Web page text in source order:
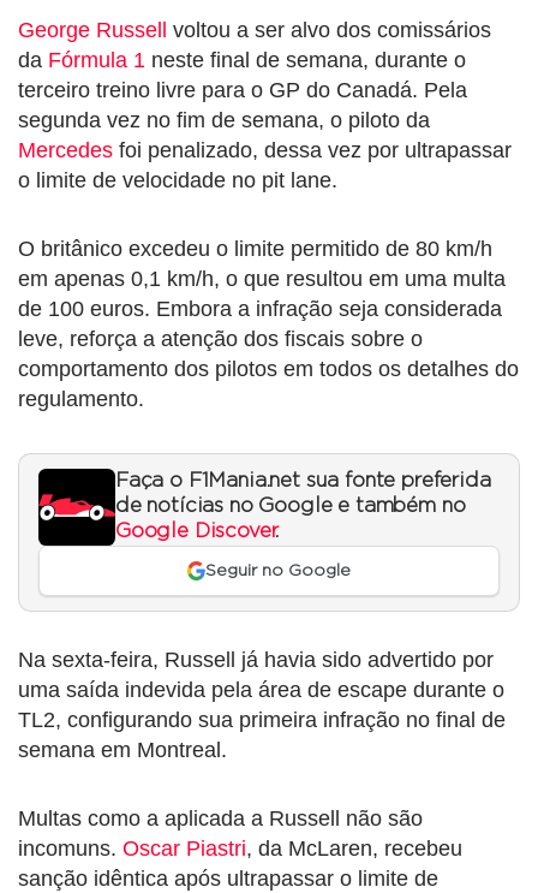
George Russell voltou a ser alvo dos comissários
da Fórmula 1 neste final de semana, durante o
terceiro treino livre para o GP do Canadá. Pela
segunda vez no fim de semana, o piloto da
Mercedes foi penalizado, dessa vez por ultrapassar
o limite de velocidade no pit lane.
O britânico excedeu o limite permitido de 80 km/h
em apenas 0,1 km/h, o que resultou em uma multa
de 100 euros. Embora a infração seja considerada
leve, reforça a atenção dos fiscais sobre o
comportamento dos pilotos em todos os detalhes do
regulamento.
Faça o F1Mania.net sua fonte preferida
de notícias no Google e também no
Google Discover.
Seguir no Google
Na sexta-feira, Russell já havia sido advertido por
uma saída indevida pela área de escape durante o
TL2, configurando sua primeira infração no final de
semana em Montreal.
Multas como a aplicada a Russell não são
incomuns. Oscar Piastri, da McLaren, recebeu
sanção idêntica após ultrapassar o limite de